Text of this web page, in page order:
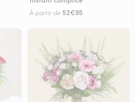
À partir de 52€95